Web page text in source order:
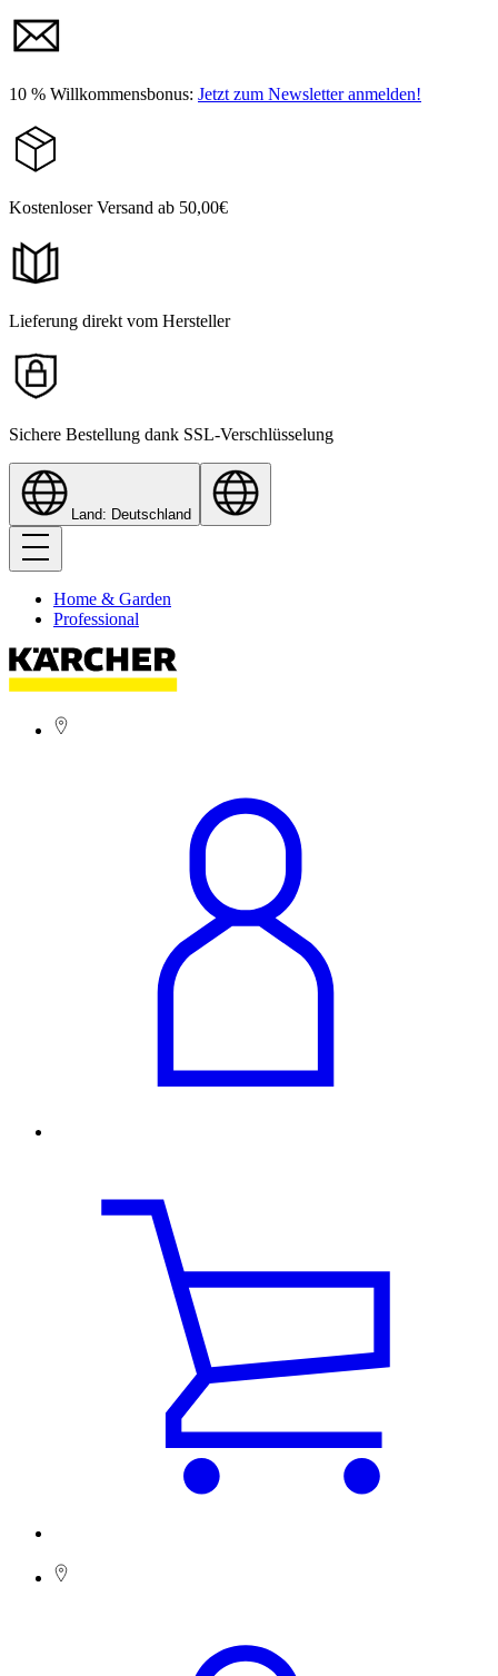
10 % Willkommensbonus: Jetzt zum Newsletter anmelden!
Kostenloser Versand ab 50,00€
Lieferung direkt vom Hersteller
Sichere Bestellung dank SSL-Verschlüsselung
Land: Deutschland
Home & Garden
Professional